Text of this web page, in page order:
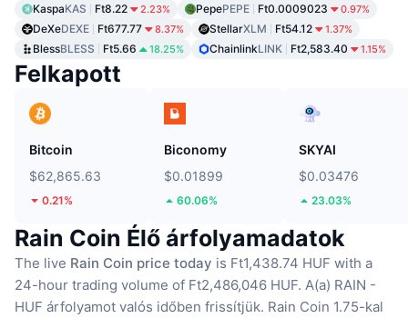
KaspaKAS Ft8.22 2.23% PepePEPE Ft0.0009023 0.97%
DeXeDEXE Ft677.77 8.37% StellarXLM Ft54.12 1.37%
BlessBLESS Ft5.66 18.25% ChainlinkLINK Ft2,583.40 1.15%
Felkapott
Bitcoin
$62,865.63
0.21%
Biconomy
$0.01899
60.06%
SKYAI
$0.03476
23.03%
Rain Coin Élő árfolyamadatok
The live Rain Coin price today is Ft1,438.74 HUF with a
24-hour trading volume of Ft2,486,046 HUF. A(a) RAIN -
HUF árfolyamot valós időben frissítjük. Rain Coin 1.75-kal